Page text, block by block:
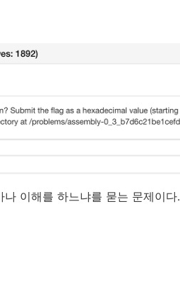
이해를 하느냐를 묻는 문제이다.